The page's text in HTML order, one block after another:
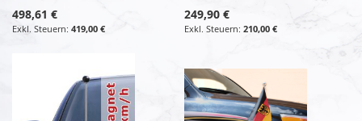
498,61 €
419,00 €
249,90 €
210,00 €